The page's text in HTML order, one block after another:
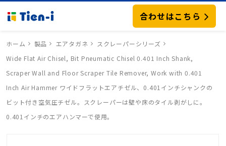
合わせはこちら
ホーム 製品 エアタガネ
スクレーパーシリーズ
Wide Flat Air Chisel, Bit Pneumatic Chisel 0.401 Inch Shank,
Scraper Wall and Floor Scraper Tile Remover, Work with 0.401
Inch Air Hammer ワイドフラットエアチゼル、0.401インチシャンクの
ビット付き空気圧チゼル。スクレーパーは壁や床のタイル剥がしに。
0.401インチのエアハンマーで使用。